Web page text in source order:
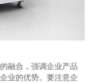
融合，强调企业产品
业的优势。要注意企